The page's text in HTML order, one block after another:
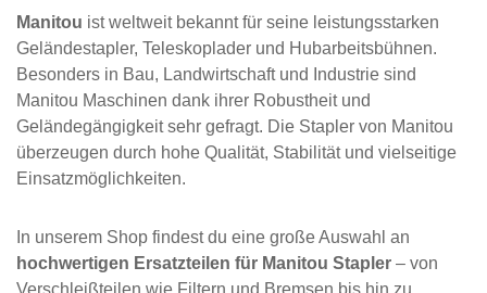
Manitou ist weltweit bekannt für seine leistungsstarken
Geländestapler, Teleskoplader und Hubarbeitsbühnen.
Besonders in Bau, Landwirtschaft und Industrie sind
Manitou Maschinen dank ihrer Robustheit und
Geländegängigkeit sehr gefragt. Die Stapler von Manitou
überzeugen durch hohe Qualität, Stabilität und vielseitige
Einsatzmöglichkeiten.
In unserem Shop findest du eine große Auswahl an
hochwertigen Ersatzteilen für Manitou Stapler – von